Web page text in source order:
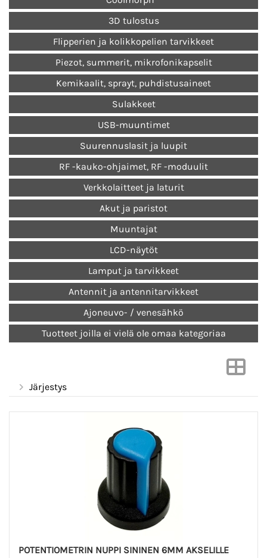
3D tulostus
Flipperien ja kolikkopelien tarvikkeet
Piezot, summerit, mikrofonikapselit
Kemikaalit, sprayt, puhdistusaineet
Sulakkeet
USB-muuntimet
Suurennuslasit ja luupit
RF -kauko-ohjaimet, RF -moduulit
Verkkolaitteet ja laturit
Akut ja paristot
Muuntajat
LCD-näytöt
Lamput ja tarvikkeet
Antennit ja antennitarvikkeet
Ajoneuvo- / venesähkö
Tuotteet joilla ei vielä ole omaa kategoriaa
Järjestys
POTENTIOMETRIN NUPPI SININEN 6MM AKSELILLE